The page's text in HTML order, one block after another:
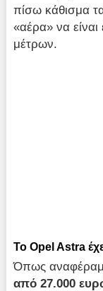
πίσω κάθισμα
«αέρα» να
μέτρων.
Το Opel Astra
Όπως
από 27.000